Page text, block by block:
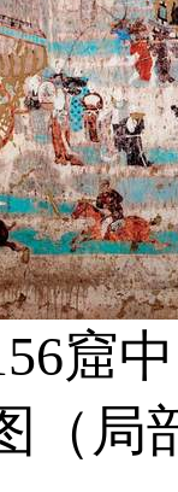
窟
（局